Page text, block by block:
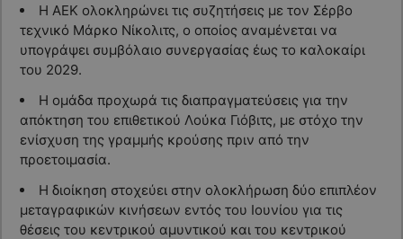
Η ΑΕΚ ολοκληρώνει τις συζητήσεις με τον Σέρβο
τεχνικό Μάρκο Νίκολιτς, ο οποίος αναμένεται να
υπογράψει συμβόλαιο συνεργασίας έως το καλοκαίρι
του 2029.
Η ομάδα προχωρά τις διαπραγματεύσεις για την
απόκτηση του επιθετικού Λούκα Γιόβιτς, με στόχο την
ενίσχυση της γραμμής κρούσης πριν από την
προετοιμασία.
Η διοίκηση στοχεύει στην ολοκλήρωση δύο επιπλέον
μεταγραφικών κινήσεων εντός του Ιουνίου για τις
θέσεις του κεντρικού αμυντικού και του κεντρικού